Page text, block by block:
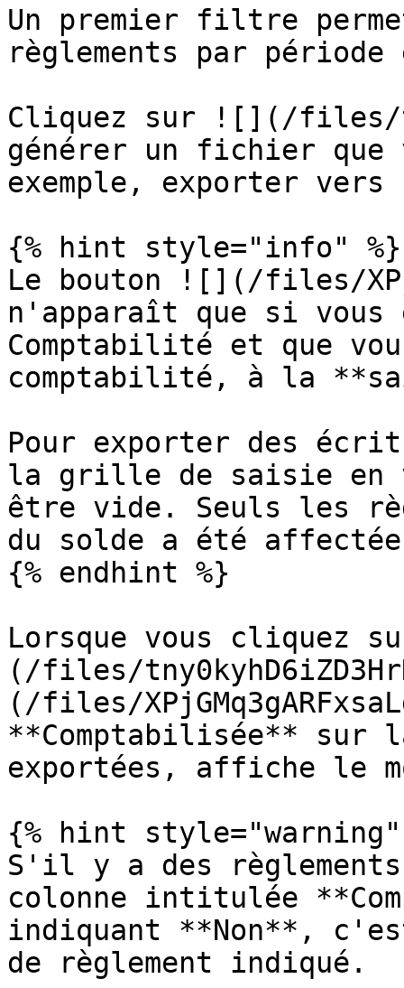
Un premier filtre
règlements par
Cliquez sur ![](/files/
générer un fichier que
exemple, exporter
{% hint style="info" %}
Le bouton ![](/files/
n'apparaît que si vous
Comptabilité et que
comptabilité, à la
Pour exporter des
la grille de saisie en
être vide. Seuls les
du solde a été
{% endhint %}
Lorsque vous cliquez
(/files/
(/files/
**Comptabilisée** sur
exportées, affiche le
{% hint style="warning"
S'il y a des
colonne intitulée
indiquant **Non**,
de règlement indiqué.